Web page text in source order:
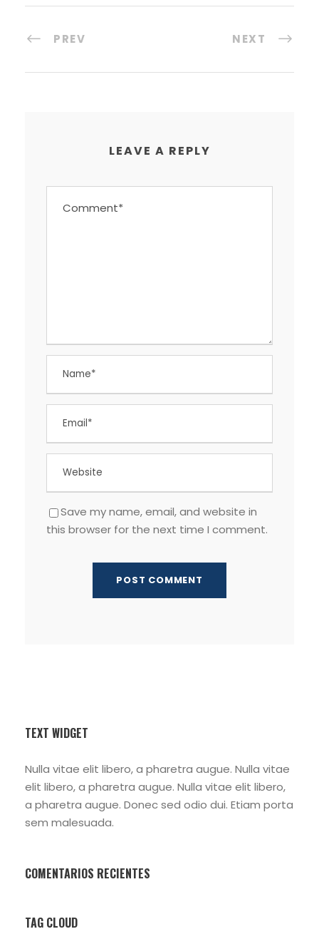
PREV NEXT
LEAVE A REPLY
Save my name, email, and website in
this browser for the next time I comment.
TEXT WIDGET
Nulla vitae elit libero, a pharetra augue. Nulla vitae
elit libero, a pharetra augue. Nulla vitae elit libero,
a pharetra augue. Donec sed odio dui. Etiam porta
sem malesuada.
COMENTARIOS RECIENTES
TAG CLOUD